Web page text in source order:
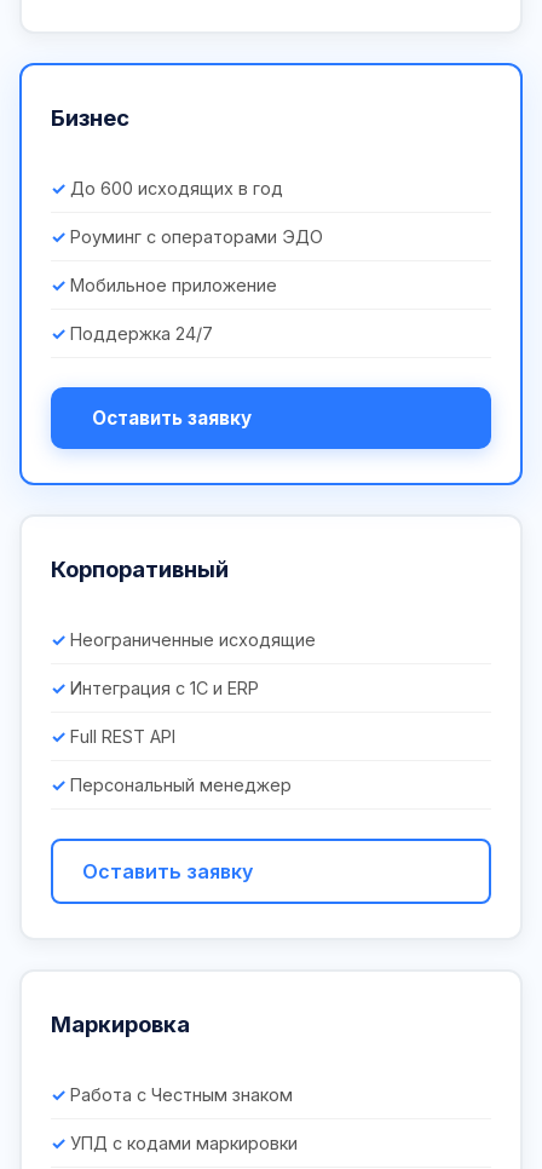
Бизнес
До 600 исходящих в год
Роуминг с операторами ЭДО
Мобильное приложение
Поддержка 24/7
Оставить заявку
Корпоративный
Неограниченные исходящие
Интеграция с 1С и ERP
Full REST API
Персональный менеджер
Оставить заявку
Маркировка
Работа с Честным знаком
УПД с кодами маркировки